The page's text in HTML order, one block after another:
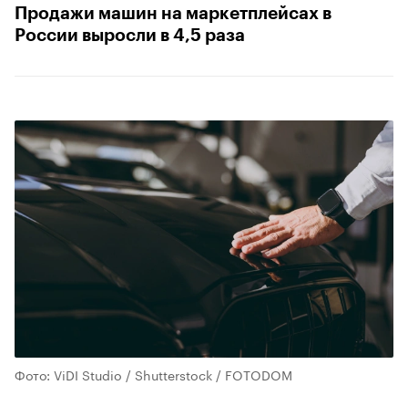
Продажи машин на маркетплейсах в
России выросли в 4,5 раза
Фото: ViDI Studio / Shutterstock / FOTODOM